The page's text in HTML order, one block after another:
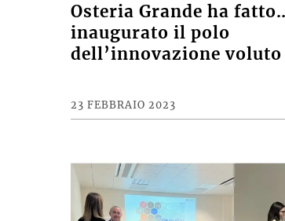
Osteria Grande ha
inaugurato il polo
dell’innovazione
23 FEBBRAIO 2023